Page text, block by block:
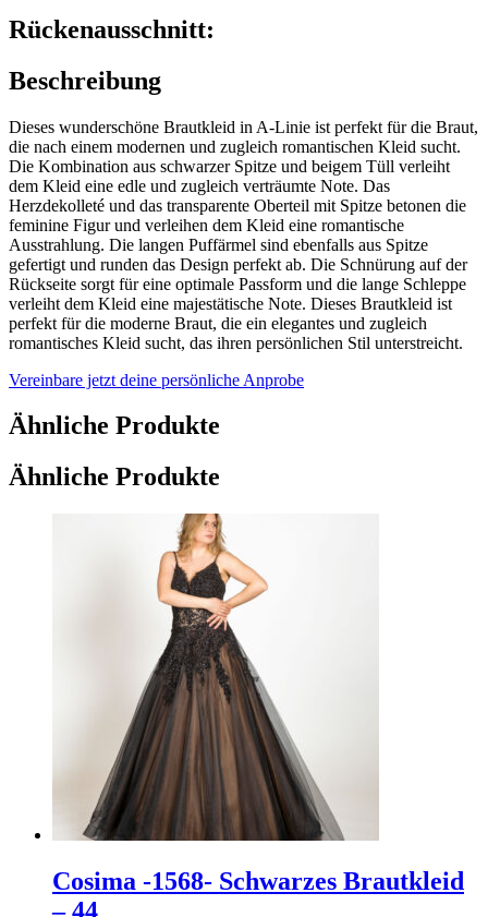
Rückenausschnitt:
Beschreibung
Dieses wunderschöne Brautkleid in A-Linie ist perfekt für die Braut,
die nach einem modernen und zugleich romantischen Kleid sucht.
Die Kombination aus schwarzer Spitze und beigem Tüll verleiht
dem Kleid eine edle und zugleich verträumte Note. Das
Herzdekolleté und das transparente Oberteil mit Spitze betonen die
feminine Figur und verleihen dem Kleid eine romantische
Ausstrahlung. Die langen Puffärmel sind ebenfalls aus Spitze
gefertigt und runden das Design perfekt ab. Die Schnürung auf der
Rückseite sorgt für eine optimale Passform und die lange Schleppe
verleiht dem Kleid eine majestätische Note. Dieses Brautkleid ist
perfekt für die moderne Braut, die ein elegantes und zugleich
romantisches Kleid sucht, das ihren persönlichen Stil unterstreicht.
Vereinbare jetzt deine persönliche Anprobe
Ähnliche Produkte
Ähnliche Produkte
Cosima -1568- Schwarzes Brautkleid
– 44